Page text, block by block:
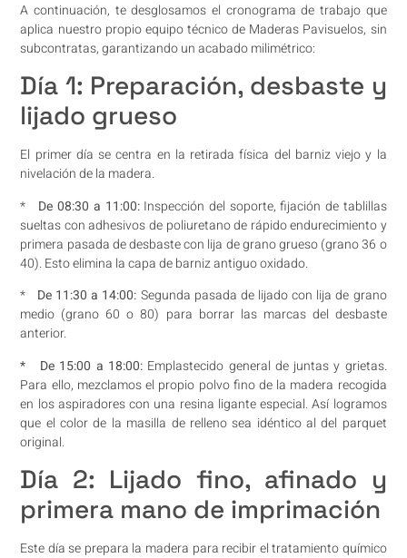
A continuación, te desglosamos el cronograma de trabajo que
aplica nuestro propio equipo técnico de Maderas Pavisuelos, sin
subcontratas, garantizando un acabado milimétrico:
Día 1: Preparación, desbaste y
lijado grueso
El primer día se centra en la retirada física del barniz viejo y la
nivelación de la madera.
* De 08:30 a 11:00: Inspección del soporte, fijación de tablillas
sueltas con adhesivos de poliuretano de rápido endurecimiento y
primera pasada de desbaste con lija de grano grueso (grano 36 o
40). Esto elimina la capa de barniz antiguo oxidado.
* De 11:30 a 14:00: Segunda pasada de lijado con lija de grano
medio (grano 60 o 80) para borrar las marcas del desbaste
anterior.
* De 15:00 a 18:00: Emplastecido general de juntas y grietas.
Para ello, mezclamos el propio polvo fino de la madera recogida
en los aspiradores con una resina ligante especial. Así logramos
que el color de la masilla de relleno sea idéntico al del parquet
original.
Día 2: Lijado fino, afinado y
primera mano de imprimación
Este día se prepara la madera para recibir el tratamiento químico